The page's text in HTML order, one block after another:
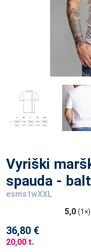
Vyriški
spauda -
esms1wXXL
5,0 (1×)
36,80 €
20,00 t.